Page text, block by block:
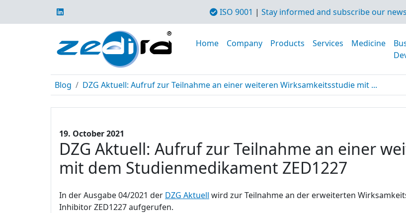
ISO 9001 | Stay informed and subscribe our
Home Company Products Services Medicine
Blog DZG Aktuell: Aufruf zur Teilnahme an einer weiteren Wirksamkeitsstudie mit ...
19. October 2021
DZG Aktuell: Aufruf zur Teilnahme an einer
mit dem Studienmedikament ZED1227
In der Ausgabe 04/2021 der DZG Aktuell wird zur Teilnahme an der erweiterten
Inhibitor ZED1227 aufgerufen.